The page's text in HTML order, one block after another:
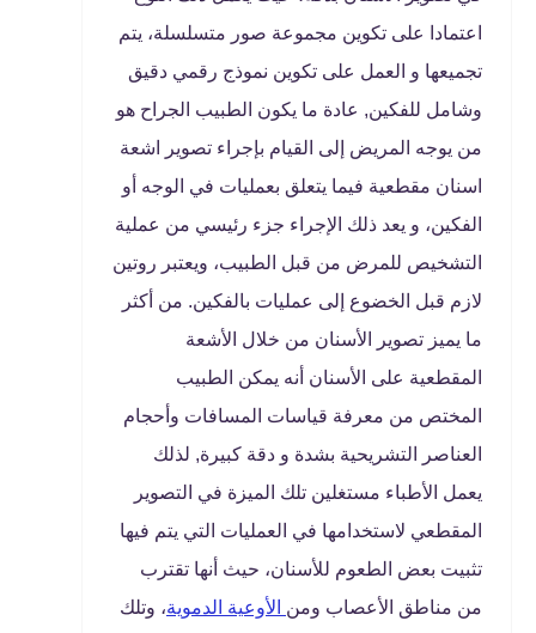
اعتمادا على تكوين مجموعة صور متسلسلة، يتم
تجميعها و العمل على تكوين نموذج رقمي دقيق
وشامل للفكين, عادة ما يكون الطبيب الجراح هو
من يوجه المريض إلى القيام بإجراء تصوير اشعة
اسنان مقطعية فيما يتعلق بعمليات في الوجه أو
الفكين، و يعد ذلك الإجراء جزء رئيسي من عملية
التشخيص للمرض من قبل الطبيب، ويعتبر روتين
لازم قبل الخضوع إلى عمليات بالفكين. من أكثر
ما يميز تصوير الأسنان من خلال الأشعة
المقطعية على الأسنان أنه يمكن الطبيب
المختص من معرفة قياسات المسافات وأحجام
العناصر التشريحية بشدة و دقة كبيرة, لذلك
يعمل الأطباء مستغلين تلك الميزة في التصوير
المقطعي لاستخدامها في العمليات التي يتم فيها
تثبيت بعض الطعوم للأسنان، حيث أنها تقترب
من مناطق الأعصاب ومن الأوعية الدموية، وتلك